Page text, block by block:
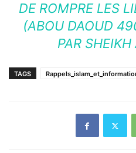
DE ROMPRE LES
(ABOU DAOUD
PAR
TAGS